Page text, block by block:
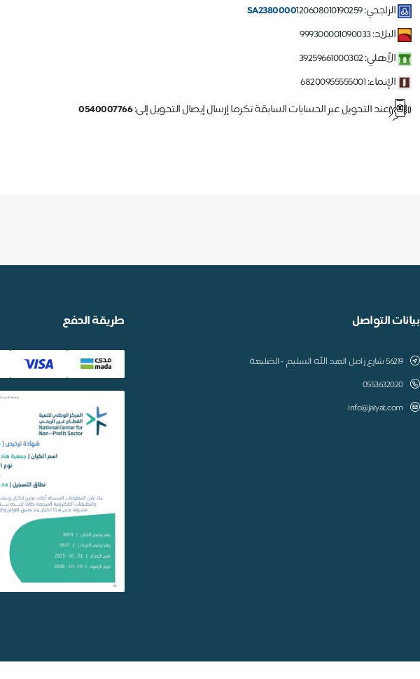
الراجحي: SA2380000120608010190259
البلاد: 999300001090033
الأهلي: 39259661000302
الإنماء: 68200955555001
عند التحويل عبر الحسابات السابقة تكرما إرسال إيصال التحويل إلى:0540007766
بيانات التواصل
56219 شارع زامل العبد الله السليم -الضليعة
0553632020
info@jalyat.com
طريقة الدفع